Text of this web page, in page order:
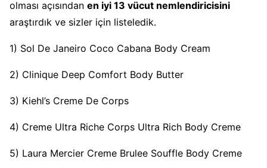
olması açısından en iyi 13 vücut nemlendiricisini
araştırdık ve sizler için listeledik.
1) Sol De Janeiro Coco Cabana Body Cream
2) Clinique Deep Comfort Body Butter
3) Kiehl’s Creme De Corps
4) Creme Ultra Riche Corps Ultra Rich Body Creme
5) Laura Mercier Creme Brulee Souffle Body Creme